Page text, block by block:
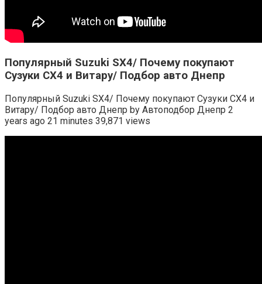
Популярный Suzuki SX4/ Почему покупают
Сузуки СХ4 и Витару/ Подбор авто Днепр
Популярный Suzuki SX4/ Почему покупают Сузуки СХ4 и
Витару/ Подбор авто Днепр by Автоподбор Днепр 2
years ago 21 minutes 39,871 views